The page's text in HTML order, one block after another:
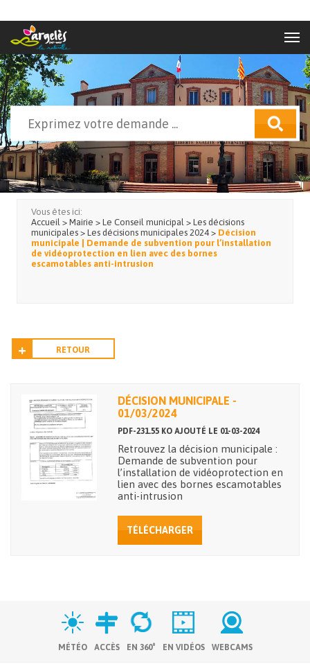
Formulaire de recherche
Vous êtes ici:
Accueil > Mairie > Le Conseil municipal > Les décisions
municipales > Les décisions municipales 2024 > Décision
municipale | Demande de subvention pour l’installation
de vidéoprotection en lien avec des bornes
escamotables anti-intrusion
RETOUR
DÉCISION MUNICIPALE -
01/03/2024
PDF-231.55 KO AJOUTÉ LE 01-03-2024
Retrouvez la décision municipale :
Demande de subvention pour
l’installation de vidéoprotection en
lien avec des bornes escamotables
anti-intrusion
TÉLÉCHARGER
MÉTÉO ACCÈS EN 360° EN VIDÉOS WEBCAMS